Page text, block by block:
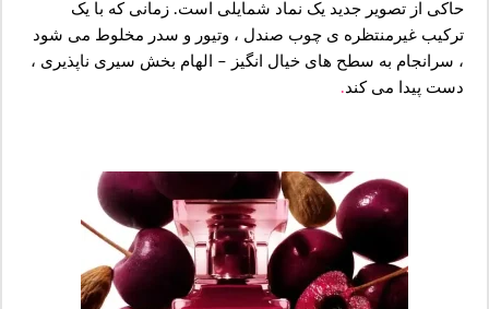
حاکی از تصویر جدید یک نماد شمایلی است. زمانی که با یک
ترکیب غیرمنتظره ی چوب صندل ، وتیور و سدر مخلوط می شود
، سرانجام به سطح های خیال انگیز – الهام بخش سیری ناپذیری ،
دست پیدا می کند.